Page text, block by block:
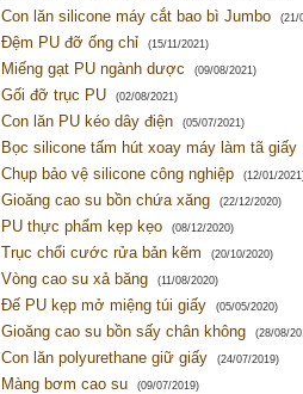
Con lăn silicone máy cắt bao bì Jumbo (21/
Đệm PU đỡ ống chỉ (15/11/2021)
Miếng gạt PU ngành dược (09/08/2021)
Gối đỡ trục PU (02/08/2021)
Con lăn PU kéo dây điện (05/07/2021)
Bọc silicone tấm hút xoay máy làm tã giấy
Chụp bảo vệ silicone công nghiệp
(12/01/
Gioăng cao su bồn chứa xăng (22/12/2020)
PU thực phẩm kẹp kẹo (08/12/2020)
Trục chổi cước rửa bản kẽm (20/10/2020)
Vòng cao su xả băng (11/08/2020)
Đế PU kẹp mở miệng túi giấy (05/05/2020)
Gioăng cao su bồn sấy chân không (28/08/
Con lăn polyurethane giữ giấy (24/07/2019)
Màng bơm cao su (09/07/2019)